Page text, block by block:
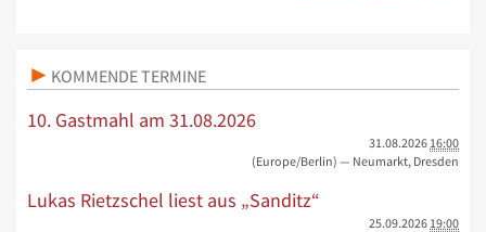
KOMMENDE TERMINE
10. Gastmahl am 31.08.2026
31.08.2026 16:00
(Europe/Berlin) — Neumarkt, Dresden
Lukas Rietzschel liest aus „Sanditz“
25.09.2026 19:00